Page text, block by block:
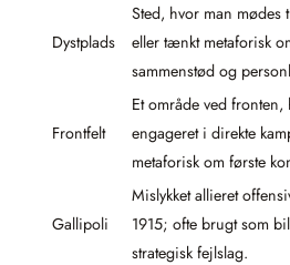
Dystplads
Sted, hvor man mødes
eller tænkt metaforisk
sammenstød og
Frontfelt
Et område ved
engageret i direkte
metaforisk om første
Gallipoli
Mislykket allieret
1915; ofte brugt som
strategisk fejlslag.